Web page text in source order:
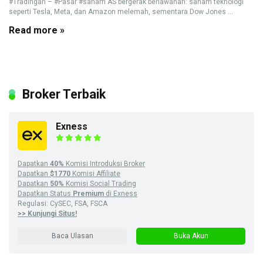
seperti Tesla, Meta, dan Amazon melemah, sementara Dow Jones ...
Read more »
Broker Terbaik
Exness
Dapatkan 40% Komisi Introduksi Broker
Dapatkan $1770 Komisi Affiliate
Dapatkan 50% Komisi Social Trading
Dapatkan Status Premium di Exness
Regulasi: CySEC, FSA, FSCA
>> Kunjungi Situs!
Baca Ulasan Buka Akun